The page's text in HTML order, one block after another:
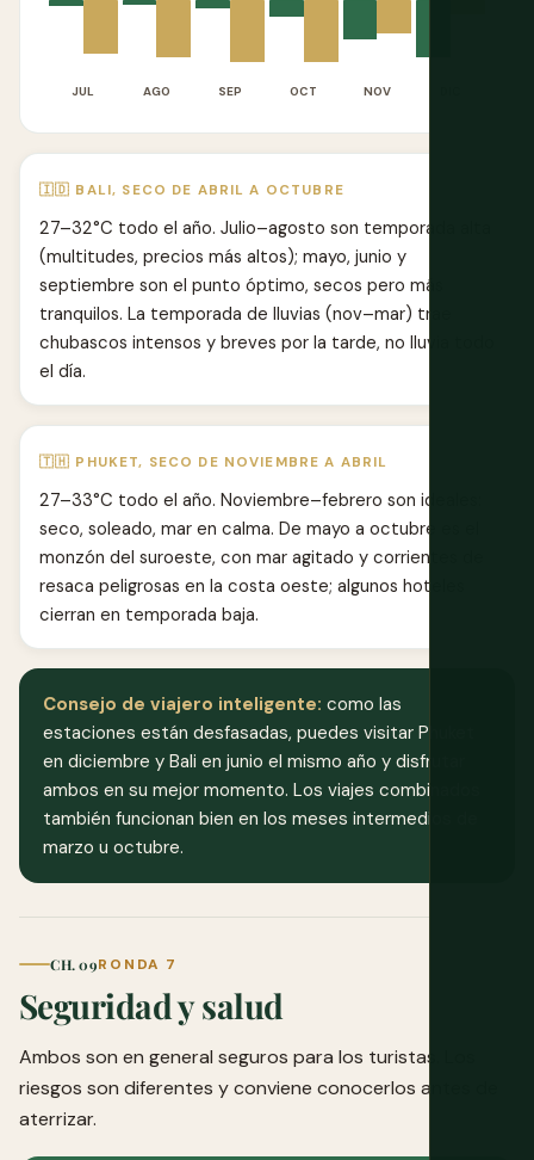
JUL AGO SEP OCT NOV
🇮🇩 BALI, SECO DE ABRIL A OCTUBRE
27–32°C todo el año. Julio–agosto son temporada alta
(multitudes, precios más altos); mayo, junio y
septiembre son el punto óptimo, secos pero más
tranquilos. La temporada de lluvias (nov–mar) trae
chubascos intensos y breves por la tarde, no lluvia todo
el día.
🇹🇭 PHUKET, SECO DE NOVIEMBRE A ABRIL
27–33°C todo el año. Noviembre–febrero son ideales:
seco, soleado, mar en calma. De mayo a octubre es el
monzón del suroeste, con mar agitado y corrientes de
resaca peligrosas en la costa oeste; algunos hoteles
cierran en temporada baja.
Consejo de viajero inteligente: como las
estaciones están desfasadas, puedes visitar Phuket
en diciembre y Bali en junio el mismo año y disfrutar
ambos en su mejor momento. Los viajes combinados
también funcionan bien en los meses intermedios de
marzo u octubre.
CH. 09RONDA 7
Seguridad y salud
Ambos son en general seguros para los turistas. Los
riesgos son diferentes y conviene conocerlos antes de
aterrizar.